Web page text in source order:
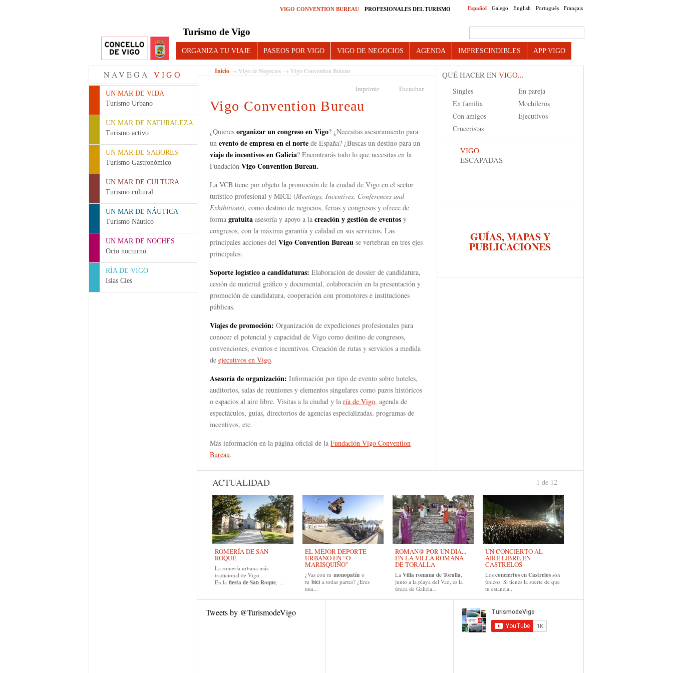
Español Galego English Português Français
VIGO CONVENTION BUREAU PROFESIONALES DEL TURISMO
Turismo de Vigo
ORGANIZA TU VIAJE PASEOS POR VIGO VIGO DE NEGOCIOS AGENDA IMPRESCINDIBLES APP VIGO
NAVEGA VIGO
UN MAR DE VIDA
Turismo Urbano
UN MAR DE NATURALEZA
Turismo activo
UN MAR DE SABORES
Turismo Gastronómico
UN MAR DE CULTURA
Turismo cultural
UN MAR DE NÁUTICA
Turismo Náutico
UN MAR DE NOCHES
Ocio nocturno
RÍA DE VIGO
Islas Cíes
Inicio → Vigo de Negocios → Vigo Convention Bureau
Imprimir Escuchar
Vigo Convention Bureau
¿Quieres organizar un congreso en Vigo? ¿Necesitas asesoramiento para
un evento de empresaen el norte de España? ¿Buscas un destino para un
viaje de incentivos en Galicia? Encontrarás todo lo que necesitas en la
Fundación Vigo Convention Bureau.
La VCB tiene por objeto la promoción de la ciudad de Vigo en el sector
turístico profesional y MICE (Meetings, Incentives, Conferences and
Exhibitions), como destino de negocios, ferias y congresos y ofrece de
forma gratuita asesoría y apoyo a la creación y gestión de eventos y
congresos, con la máxima garantía y calidad en sus servicios. Las
principales acciones del Vigo Convention Bureau se vertebran en tres ejes
principales:
Soporte logístico a candidaturas: Elaboración de dossier de candidatura,
cesión de material gráfico y documental, colaboración en la presentación y
promoción de candidatura, cooperación con promotores e instituciones
públicas.
Viajes de promoción: Organización de expediciones profesionales para
conocer el potencial y capacidad de Vigo como destino de congresos,
convenciones, eventos e incentivos. Creación de rutas y servicios a medida
de ejecutivos en Vigo.
Asesoría de organización: Información por tipo de evento sobre hoteles,
auditorios, salas de reuniones y elementos singulares como pazos históricos
o espacios al aire libre. Visitas a la ciudad y la ría de Vigo, agenda de
espectáculos, guías, directorios de agencias especializadas, programas de
incentivos, etc.
Más información en la página oficial de la Fundación Vigo Convention
Bureau.
QUÉ HACER EN VIGO...
Singles
En pareja
En familia
Mochileros
Con amigos
Ejecutivos
Cruceristas
VIGO
ESCAPADAS
GUÍAS, MAPAS Y
PUBLICACIONES
ACTUALIDAD
ROMERÍA DE SAN
ROQUE
La romería urbana más
tradicional de Vigo
En la fiesta de San Roque, ...
EL MEJOR DEPORTE
URBANO EN “O
MARISQUIÑO”
¿Vas con tu monopatín o
tu bici a todas partes? ¿Eres
una...
ROMAN@ POR UN DIA...
EN LA VILLA ROMANA
DE TORALLA
La Villa romana de Toralla,
junto a la playa del Vao, es la
única de Galicia...
UN CONCIERTO AL
AIRE LIBRE EN
CASTRELOS
Los conciertos en Castrelos son
únicos: Si tienes la suerte de que
tu estancia...
1 de 12
Tweets by @TurismodeVigo